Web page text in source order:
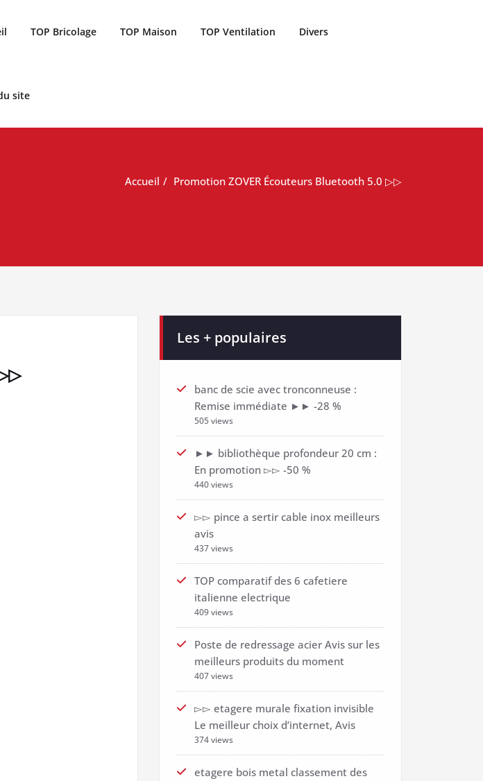
TOP Bricolage TOP Maison TOP Ventilation Divers
site
Accueil Promotion ZOVER Écouteurs Bluetooth 5.0 ▷▷
Les + populaires
banc de scie avec tronconneuse :
Remise immédiate ►► -28 %
505 views
►► bibliothèque profondeur 20 cm :
En promotion ▻▻ -50 %
440 views
▻▻ pince a sertir cable inox meilleurs
avis
437 views
TOP comparatif des 6 cafetiere
italienne electrique
409 views
Poste de redressage acier Avis sur les
meilleurs produits du moment
407 views
▻▻ etagere murale fixation invisible
Le meilleur choix d’internet, Avis
374 views
etagere bois metal classement des